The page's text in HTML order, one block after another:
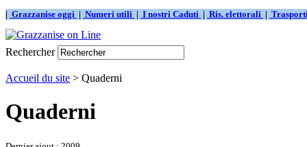
| Grazzanise oggi | Numeri utili | I nostri Caduti | Ris. elettorali |
Rechercher
Accueil du site > Quaderni
Quaderni